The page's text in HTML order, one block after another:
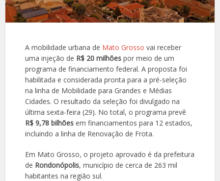
A mobilidade urbana de Mato Grosso vai receber
uma injeção de R$ 20 milhões por meio de um
programa de financiamento federal. A proposta foi
habilitada e considerada pronta para a pré-seleção
na linha de Mobilidade para Grandes e Médias
Cidades. O resultado da seleção foi divulgado na
última sexta-feira (29). No total, o programa prevê
R$ 9,78 bilhões em financiamentos para 12 estados,
incluindo a linha de Renovação de Frota.
Em Mato Grosso, o projeto aprovado é da prefeitura
de Rondonópolis, município de cerca de 263 mil
habitantes na região sul.